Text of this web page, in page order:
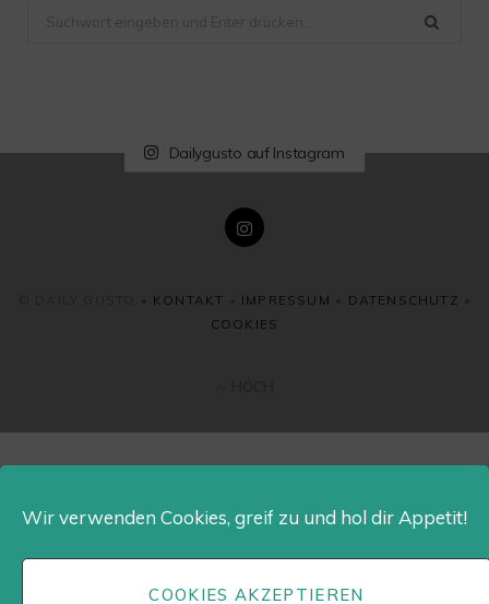
Wir verwenden Cookies, greif zu und hol dir Appetit!
COOKIES AKZEPTIEREN
Dailygusto auf Instagram
KONTAKT IMPRESSUM DATENSCHUTZ
COOKIES